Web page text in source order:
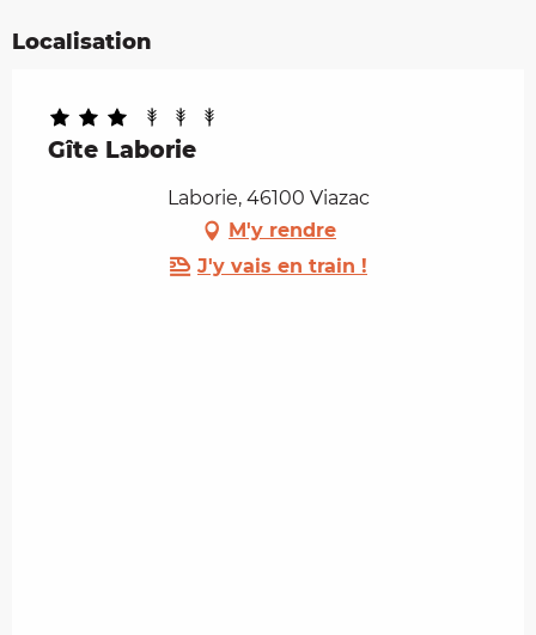
Localisation
Gîte Laborie
Laborie, 46100 Viazac
M'y rendre
J'y vais en train !